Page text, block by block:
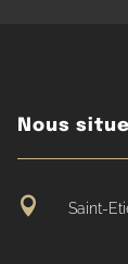
Nous
 Saint-